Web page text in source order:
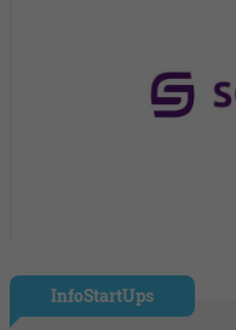
InfoStartUps